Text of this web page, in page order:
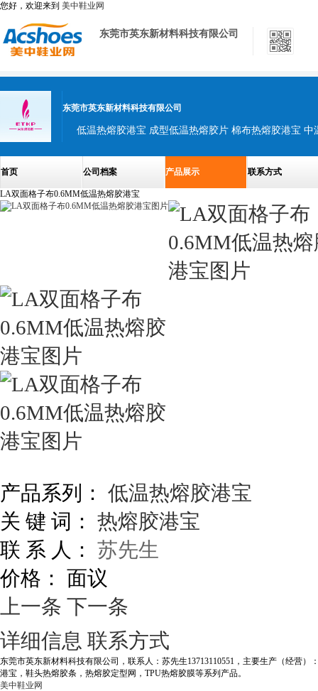
您好，欢迎来到 美中鞋业网
东莞市英东新材料科技有限公司
东莞市英东新材料科技有限公司
首页 公司档案 产品展示 联系方式
LA双面格子布0.6MM低温热熔胶港宝
产品系列： 低温热熔胶港宝
关 键 词： 热熔胶港宝
联 系 人： 苏先生
价格： 面议
上一条 下一条
详细信息 联系方式
东莞市英东新材料科技有限公司，联系人：苏先生13713110551，主要生产（经营
港宝，鞋头热熔胶条，热熔胶定型网，TPU热熔胶膜等系列产品。
美中鞋业网